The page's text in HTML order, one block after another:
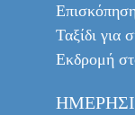
Επισκόπηση
Ταξίδι για
Εκδρομή